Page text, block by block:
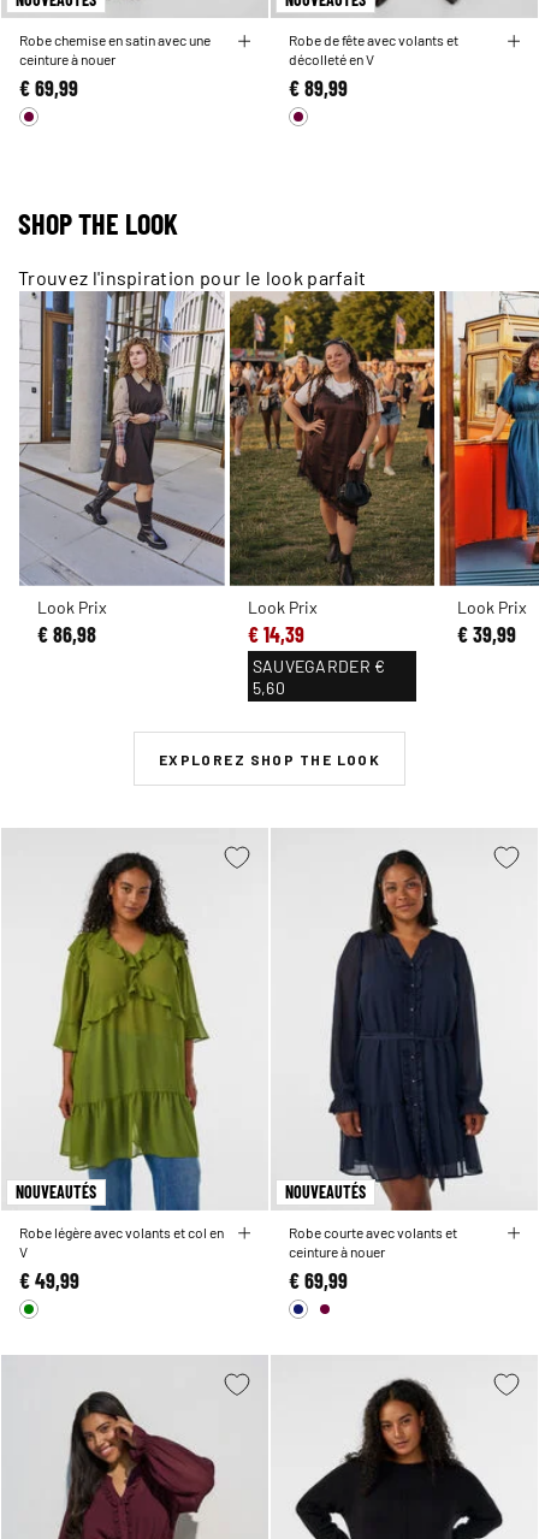
Robe chemise en satin avec une
ceinture à nouer
€ 69,99
Robe de fête avec volants et
décolleté en V
€ 89,99
SHOP THE LOOK
Trouvez l'inspiration pour le look parfait
Look Prix
€ 86,98
Look Prix
€ 14,39
SAUVEGARDER €
5,60
Look Prix
€ 39,99
EXPLOREZ SHOP THE LOOK
NOUVEAUTÉS
Robe légère avec volants et col en
V
€ 49,99
NOUVEAUTÉS
Robe courte avec volants et
ceinture à nouer
€ 69,99